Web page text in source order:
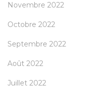
Novembre 2022
Octobre 2022
Septembre 2022
Août 2022
Juillet 2022